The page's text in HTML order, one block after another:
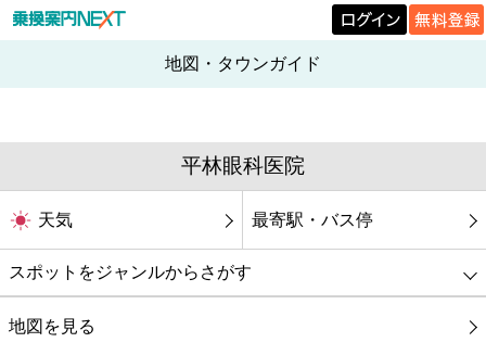
地図・タウンガイド
平林眼科医院
天気 最寄駅・バス停
スポットをジャンルからさがす
グルメ
地図を見る